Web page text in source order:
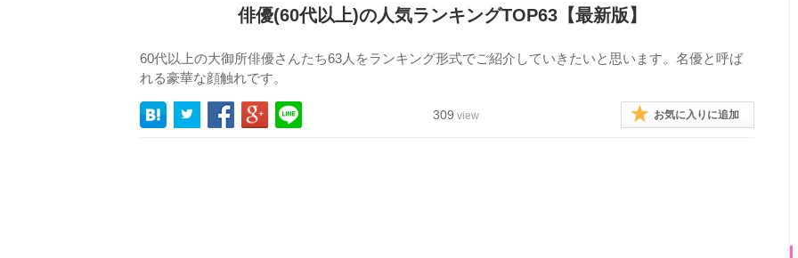
俳優(60代以上)の人気ランキングTOP63【最新版】
60代以上の大御所俳優さんたち63人をランキング形式でご紹介していきたいと思います。名優と呼ば
れる豪華な顔触れです。
309 view お気に入りに追加